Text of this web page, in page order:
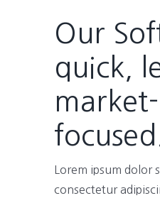
Our
quick,
market-
focused.
Lorem ipsum dolor
consectetur